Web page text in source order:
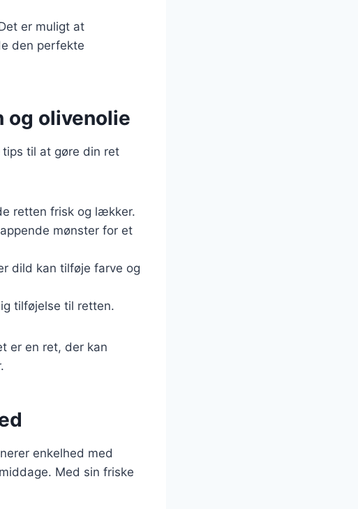
er muligt at
den perfekte
og olivenolie
til at gøre din ret
retten frisk og lækker.
mønster for et
dild kan tilføje farve og
tilføjelse til retten.
er en ret, der kan
enkelhed med
Med sin friske